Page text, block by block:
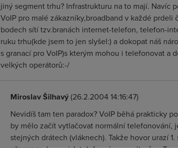
jiný segment trhu? Infrastrukturu na to mají. Navíc
VoIP pro malé zákazníky,broadband v každé
bodech sítí tzv.branách internet-telefon, telefon-
ruku trhu(kde jsem to jen slyšel:) a dokopat náš
s granací pro VoIP)s kterým mohou i telefonovat
velkých operátorů:-/
Miroslav Šilhavý(26.2.2004 14:16:47)
Nevidíš tam ten paradox? VoIP běhá prakticky
by mělo začít vytlačovat normální
stejných drátech (vláknech). Takže hovor urazí